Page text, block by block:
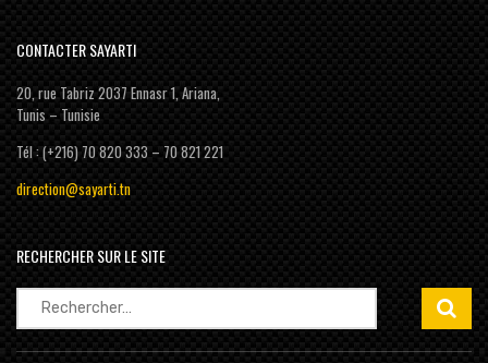
CONTACTER SAYARTI
20, rue Tabriz 2037 Ennasr 1, Ariana,
Tunis – Tunisie
Tél : (+216) 70 820 333 – 70 821 221
direction@sayarti.tn
RECHERCHER SUR LE SITE
Rechercher :